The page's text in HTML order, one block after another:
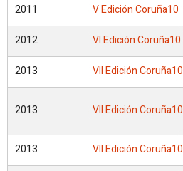
2011 V Edición Coruña10
2012 VI Edición Coruña10
2013 VII Edición Coruña10
2013 VII Edición Coruña10
2013 VII Edición Coruña10